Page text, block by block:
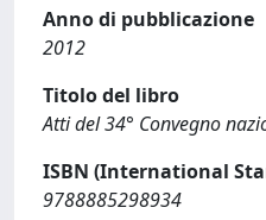
Anno di pubblicazione
2012
Titolo del libro
Atti del 34° Convegno
ISBN (International
9788885298934